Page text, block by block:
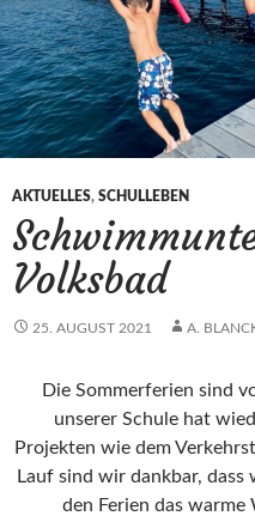
AKTUELLES, SCHULLEBEN
Volksbad
25. AUGUST 2021 A.
Die Sommerferien sind
unserer Schule hat
Projekten wie dem
Lauf sind wir dankbar,
den Ferien das